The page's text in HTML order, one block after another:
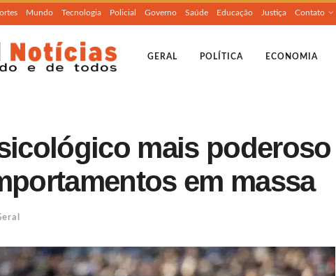
Mundo Tecnologia Policial Governo Saúde Educação Justiça Contato
GERAL POLÍTICA ECONOMIA
mais poderoso
em massa